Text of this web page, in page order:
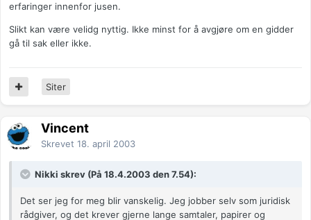
erfaringer innenfor jusen.
Slikt kan være velidg nyttig. Ikke minst for å avgjøre om en gidder
gå til sak eller ikke.
Siter
Vincent
Skrevet 18. april 2003
Nikki skrev (På 18.4.2003 den 7.54):
Det ser jeg for meg blir vanskelig. Jeg jobber selv som juridisk
rådgiver, og det krever gjerne lange samtaler, papirer og